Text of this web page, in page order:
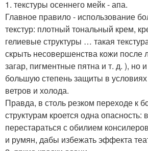
1. текстуры осеннего мейк - апа.
Главное правило - использование
текстур: плотный тональный крем,
гелиевые структуры … такая
скрыть несовершенства кожи после
загар, пигментные пятна и т. д. ), но
большую степень защиты в
ветров и холода.
Правда, в столь резком переходе к
структурам кроется одна опасность:
перестараться с обилием
и румян, дабы избежать эффекта